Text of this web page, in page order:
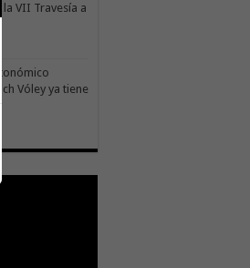
la VII Travesía a
Vóley ya tiene